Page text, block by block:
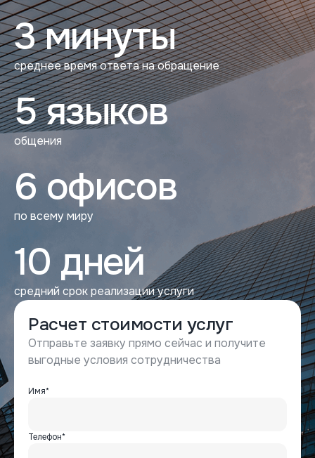
3 минуты
среднее время ответа на обращение
5 языков
общения
6 офисов
по всему миру
10 дней
средний срок реализации услуги
Расчет стоимости услуг
Отправьте заявку прямо сейчас и получите
выгодные условия сотрудничества
Имя*
Телефон*